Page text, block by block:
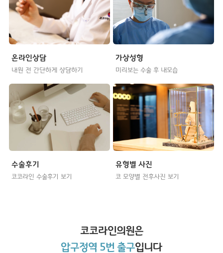
온라인상담
내원 전 간단하게 상담하기
가상성형
미리보는 수술 후 내모습
수술후기
코코라인 수술후기 보기
유형별 사진
코 모양별 전후사진 보기
코코라인의원은
압구정역 5번 출구입니다